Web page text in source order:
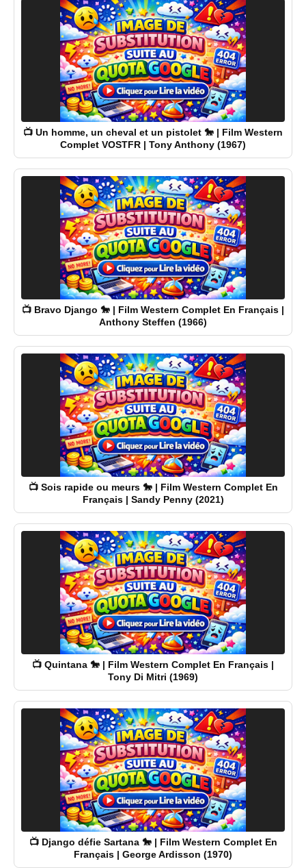
📺 Un homme, un cheval et un pistolet 🐎 | Film Western
Complet VOSTFR | Tony Anthony (1967)
📺 Bravo Django 🐎 | Film Western Complet En Français |
Anthony Steffen (1966)
📺 Sois rapide ou meurs 🐎 | Film Western Complet En
Français | Sandy Penny (2021)
📺 Quintana 🐎 | Film Western Complet En Français |
Tony Di Mitri (1969)
📺 Django défie Sartana 🐎 | Film Western Complet En
Français | George Ardisson (1970)